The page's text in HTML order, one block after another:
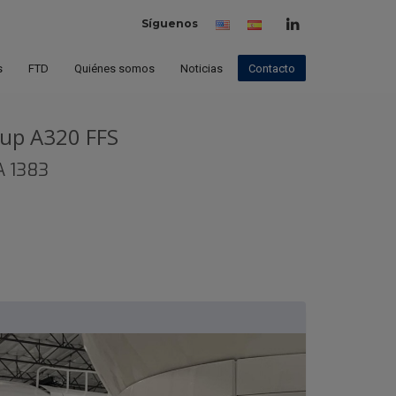
Síguenos InglésEspañol
FTD Quiénes somos Noticias Contacto
A320 FFS
1383